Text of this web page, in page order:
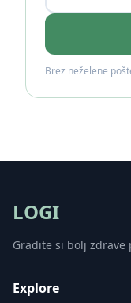
Brez neželene
LOGI
Gradite si bolj
Explore